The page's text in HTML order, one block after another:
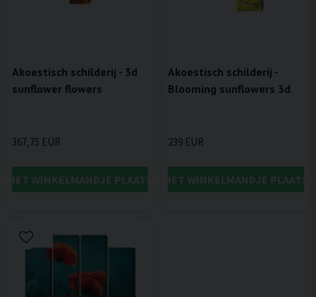
Akoestisch schilderij - 3d
sunflower flowers
367,75 EUR
HET WINKELMANDJE PLAATSEN
Akoestisch schilderij -
Blooming sunflowers 3d
239 EUR
IN HET WINKELMANDJE